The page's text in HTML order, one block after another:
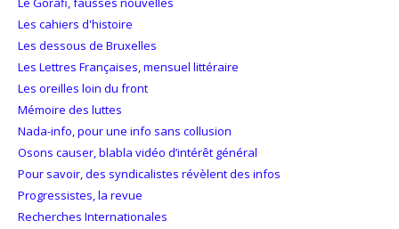
Les cahiers d'histoire
Les dessous de Bruxelles
Les Lettres Françaises, mensuel littéraire
Les oreilles loin du front
Mémoire des luttes
Nada-info, pour une info sans collusion
Osons causer, blabla vidéo d’intérêt général
Pour savoir, des syndicalistes révèlent des infos
Progressistes, la revue
Recherches Internationales